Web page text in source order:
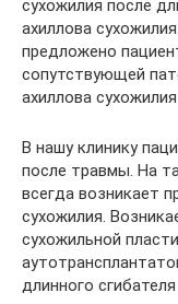
сухожилия после
ахиллова
предложено
сопутствующей
ахиллова
В нашу клинику
после травмы. На
всегда возникает
сухожилия.
сухожильной
длинного